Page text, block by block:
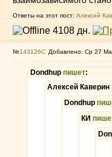
Ответы на этот пост: Алексей
№143126 Добавлено: Ср 27
Dondhup пишет:
Алексей Каверин
Dondhup
КИ